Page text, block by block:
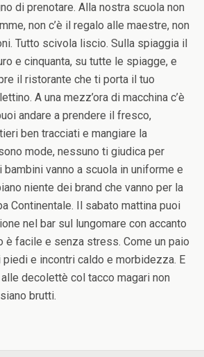
di prenotare. Alla nostra scuola non
non c’è il regalo alle maestre, non
Tutto scivola liscio. Sulla spiaggia il
e cinquanta, su tutte le spiagge, e
il ristorante che ti porta il tuo
A una mezz’ora di macchina c’è
andare a prendere il fresco,
ben tracciati e mangiare la
mode, nessuno ti giudica per
vanno a scuola in uniforme e
niente dei brand che vanno per la
Continentale. Il sabato mattina puoi
nel bar sul lungomare con accanto
è facile e senza stress. Come un paio
e incontri caldo e morbidezza. E
decolettè col tacco magari non
brutti.